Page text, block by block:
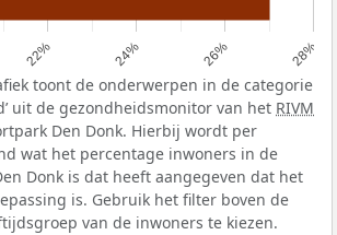
22% 24% 26% 28%
toont de onderwerpen in de categorie
uit de gezondheidsmonitor van het RIVM
Den Donk. Hierbij wordt per
wat het percentage inwoners in de
Donk is dat heeft aangegeven dat het
is. Gebruik het filter boven de
van de inwoners te kiezen.